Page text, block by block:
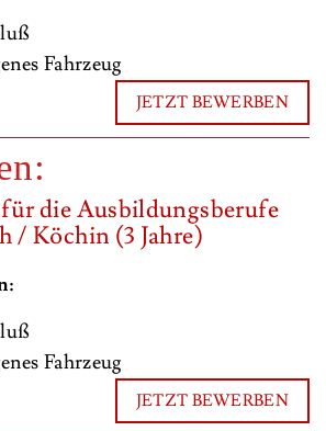
Fahrzeug
JETZT BEWERBEN
die Ausbildungsberufe
/ Köchin (3 Jahre)
Fahrzeug
JETZT BEWERBEN